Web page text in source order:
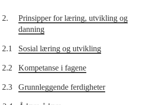
2.
Prinsipper for læring, utvikling og
danning
2.1 Sosial læring og utvikling
2.2 Kompetanse i fagene
2.3 Grunnleggende ferdigheter